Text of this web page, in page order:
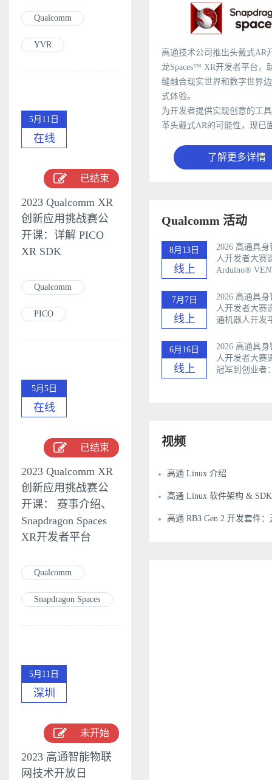
Qualcomm
YVR
5月11日
在线
已结束
2023 Qualcomm XR
创新应用挑战赛公
开课：详解 PICO
XR SDK
Qualcomm
PICO
5月5日
在线
已结束
2023 Qualcomm XR
创新应用挑战赛公
开课： 赛事介绍、
Snapdragon Spaces
XR开发者平台
Qualcomm
Snapdragon Spaces
5月11日
深圳
未开始
2023 高通智能物联
网技术开放日
高通技术公司推出头戴式AR
龙Spaces™ XR开发者平台，
缝融合现实世界和数字世界
式体验。
为开发者提供实现创意的工
革头戴式AR的可能性，现已
了解更多详情
Qualcomm 活动
8月13日
线上
2026 高通具
人开发者大赛
Arduino®️
7月7日
线上
2026 高通具
人开发者大赛
通机器人开发
6月16日
线上
2026 高通具
人开发者大赛
冠军到创业者
视频
高通 Linux 介绍
高通 Linux 软件架构 & SDK
高通 RB3 Gen 2 开发套件